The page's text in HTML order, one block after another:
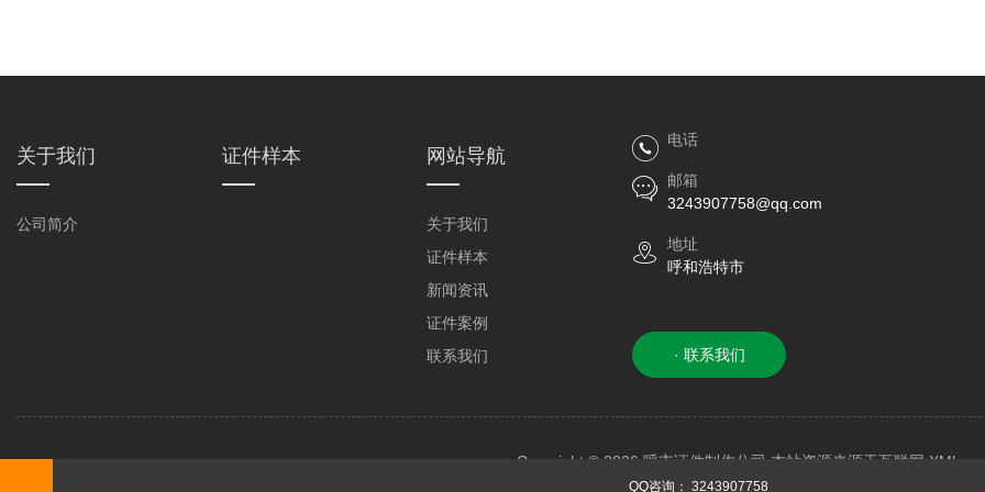
关于我们
公司简介
证件样本 网站导航
关于我们
证件样本
新闻资讯
证件案例
联系我们
电话
邮箱
3243907758@qq.com
地址
呼和浩特市
· 联系我们
Copyright © 2026 呼市证件制作公司 本站资源来源于互联网 XML
QQ咨询： 3243907758